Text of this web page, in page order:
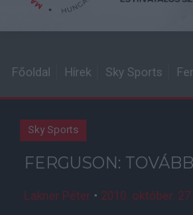
Főoldal Hírek Sky Sports
Sky Sports
FERGUSON:
Lakner Péter • 2010. október.